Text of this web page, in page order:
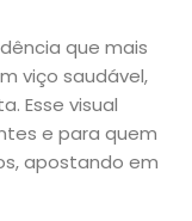
que mais
viço saudável,
Esse visual
e para quem
apostando em